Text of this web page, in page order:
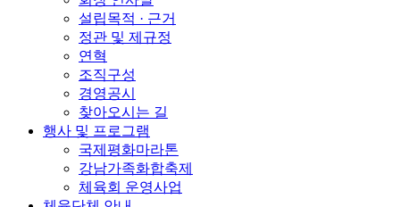
설립목적 · 근거
정관 및 제규정
연혁
조직구성
경영공시
찾아오시는 길
행사 및 프로그램
국제평화마라톤
강남가족화합축제
체육회 운영사업